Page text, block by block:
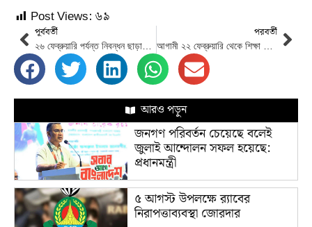
Post Views: ৬৯
পূর্ববর্তী
২৬ ফেব্রুয়ারি পর্যন্ত নিবন্ধন ছাড়াই করোনা টিকা নেওয়া যাবে
পরবর্তী
আগামী ২২ ফেব্রুয়ারি থেকে শিক্ষা প্রতিষ্ঠানে সশরীরে ক্লাস চলবে : শিক্ষামন্ত্রী
আরও পড়ুন
জনগণ পরিবর্তন চেয়েছে বলেই
জুলাই আন্দোলন সফল হয়েছে:
প্রধানমন্ত্রী
৫ আগস্ট উপলক্ষে র‌্যাবের
নিরাপত্তাব্যবস্থা জোরদার